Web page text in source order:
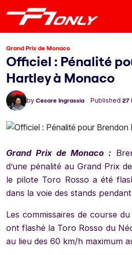
Grand Prix de Monaco
Officiel : Pénalité
Hartley à Monaco
by Cesare Ingrassia Published 27
Grand Prix de Monaco :
d’une pénalité au Grand Prix
le pilote Toro Rosso a été
dans la voie des stands
Les commissaires de course
ont flashé la Toro Rosso du
au lieu des 60 km/h maximum